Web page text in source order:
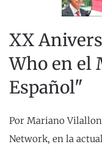
XX
Who en el
Español"
Por Mariano
Network, en la